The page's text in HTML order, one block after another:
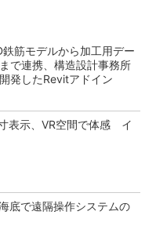
鉄筋モデルから加工用デー
で連携、構造設計事務所
発したRevitアドイン
表示、VR空間で体感 イ
底で遠隔操作システムの